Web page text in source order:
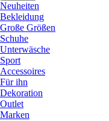
Neuheiten
Bekleidung
Große Größen
Schuhe
Unterwäsche
Sport
Accessoires
Für ihn
Dekoration
Outlet
Marken